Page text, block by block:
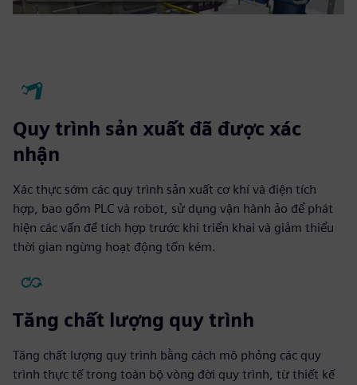
Quy trình sản xuất đã được xác
nhận
Xác thực sớm các quy trình sản xuất cơ khí và điện tích
hợp, bao gồm PLC và robot, sử dụng vận hành ảo để phát
hiện các vấn đề tích hợp trước khi triển khai và giảm thiểu
thời gian ngừng hoạt động tốn kém.
Tăng chất lượng quy trình
Tăng chất lượng quy trình bằng cách mô phỏng các quy
trình thực tế trong toàn bộ vòng đời quy trình, từ thiết kế